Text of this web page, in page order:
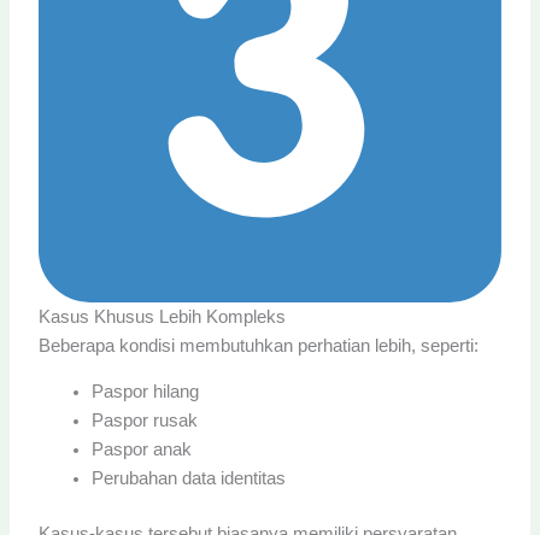
Kasus Khusus Lebih Kompleks
Beberapa kondisi membutuhkan perhatian lebih, seperti:
Paspor hilang
Paspor rusak
Paspor anak
Perubahan data identitas